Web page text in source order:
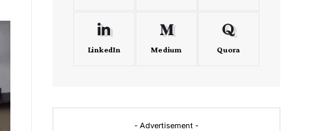
LinkedIn Medium Quora
- Advertisement -